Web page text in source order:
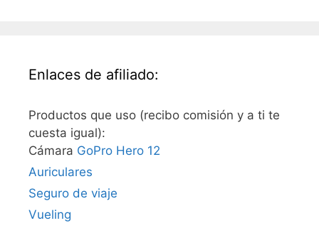
Enlaces de afiliado:
Productos que uso (recibo comisión y a ti te
cuesta igual):
Cámara GoPro Hero 12
Auriculares
Seguro de viaje
Vueling